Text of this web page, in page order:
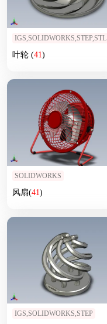
IGS,SOLIDWORKS,STEP,STL
叶轮 (41)
SOLIDWORKS
风扇(41)
IGS,SOLIDWORKS,STEP